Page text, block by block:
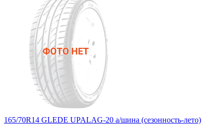
165/70R14 GLEDE UPALAG-20 а/шина (сезонность-лето)